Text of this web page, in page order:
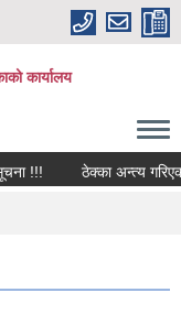
कार्यालय
!!! ठेक्का अन्त्य गरिएको